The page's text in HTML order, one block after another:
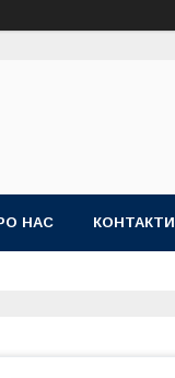
НАС КОНТАКТИ